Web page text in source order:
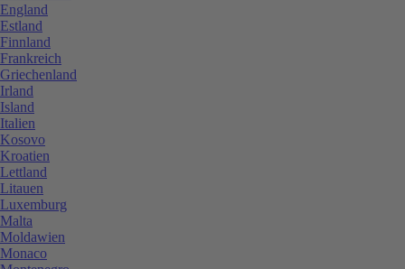
England
Estland
Finnland
Frankreich
Griechenland
Irland
Island
Italien
Kosovo
Kroatien
Lettland
Litauen
Luxemburg
Malta
Moldawien
Monaco